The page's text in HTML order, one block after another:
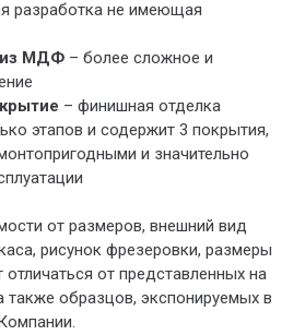
разработка не имеющая
из МДФ– более сложное и
– финишная отделка
этапов и содержит 3 покрытия,
и значительно
от размеров, внешний вид
рисунок фрезеровки, размеры
от представленных на
также образцов, экспонируемых в